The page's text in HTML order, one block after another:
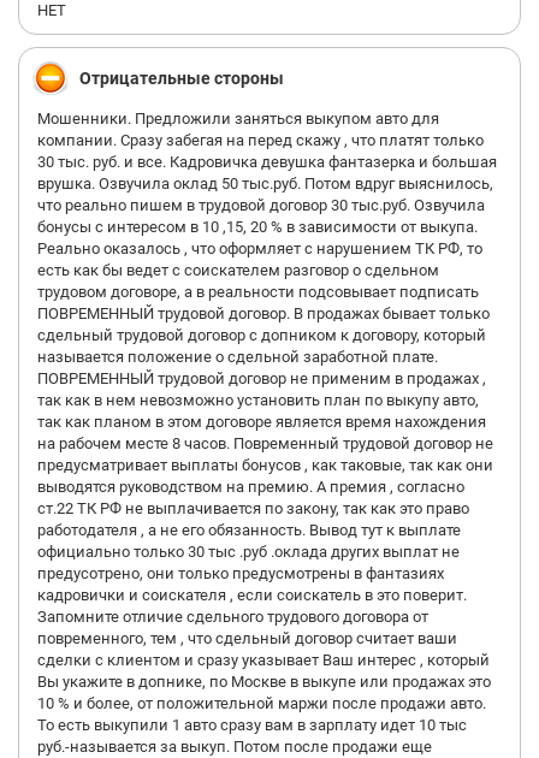
НЕТ
Отрицательные стороны
Мошенники. Предложили заняться выкупом авто для
компании. Сразу забегая на перед скажу , что платят только
30 тыс. руб. и все. Кадровичка девушка фантазерка и большая
врушка. Озвучила оклад 50 тыс.руб. Потом вдруг выяснилось,
что реально пишем в трудовой договор 30 тыс.руб. Озвучила
бонусы с интересом в 10 ,15, 20 % в зависимости от выкупа.
Реально оказалось , что оформляет с нарушением ТК РФ, то
есть как бы ведет с соискателем разговор о сдельном
трудовом договоре, а в реальности подсовывает подписать
ПОВРЕМЕННЫЙ трудовой договор. В продажах бывает только
сдельный трудовой договор с допником к договору, который
называется положение о сдельной заработной плате.
ПОВРЕМЕННЫЙ трудовой договор не применим в продажах ,
так как в нем невозможно установить план по выкупу авто,
так как планом в этом договоре является время нахождения
на рабочем месте 8 часов. Повременный трудовой договор не
предусматривает выплаты бонусов , как таковые, так как они
выводятся руководством на премию. А премия , согласно
ст.22 ТК РФ не выплачивается по закону, так как это право
работодателя , а не его обязанность. Вывод тут к выплате
официально только 30 тыс .руб .оклада других выплат не
предусотрено, они только предусмотрены в фантазиях
кадровички и соискателя , если соискатель в это поверит.
Запомните отличие сдельного трудового договора от
повременного, тем , что сдельный договор считает ваши
сделки с клиентом и сразу указывает Ваш интерес , который
Вы укажите в допнике, по Москве в выкупе или продажах это
10 % и более, от положительной маржи после продажи авто.
То есть выкупили 1 авто сразу вам в зарплату идет 10 тыс
руб.-называется за выкуп. Потом после продажи еще